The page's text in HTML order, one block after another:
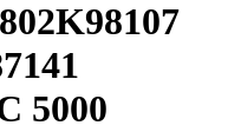
5000